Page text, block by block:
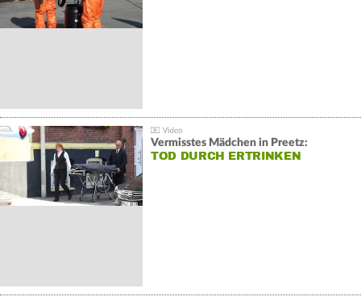
Vermisstes Mädchen in Preetz:
TOD DURCH ERTRINKEN